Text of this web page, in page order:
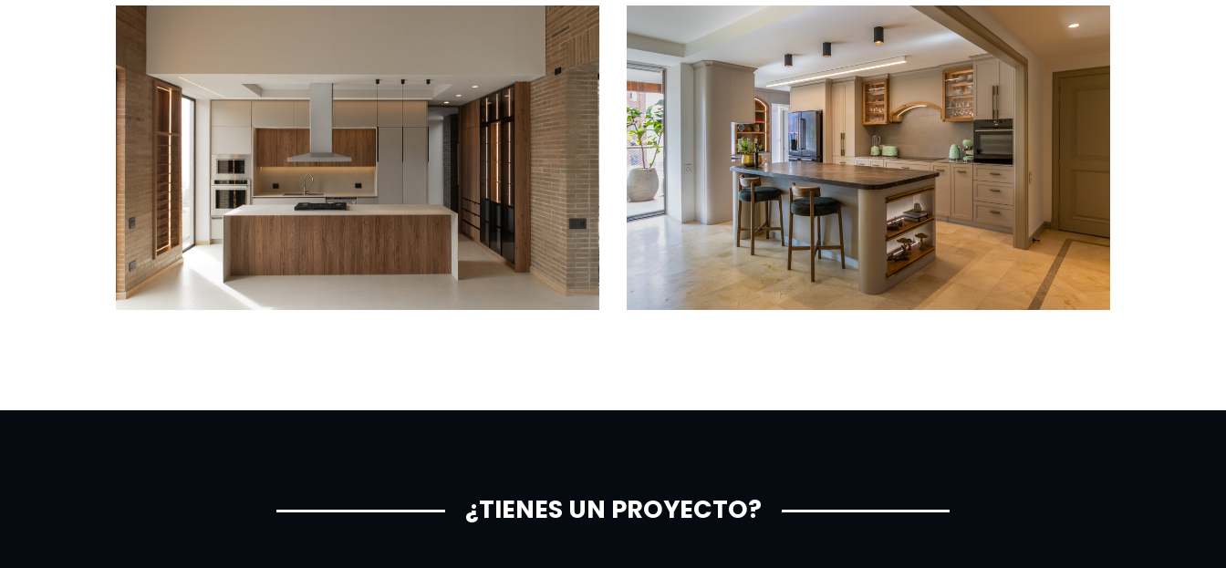
¿TIENES UN PROYECTO?